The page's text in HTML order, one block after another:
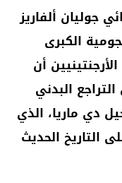
جوليان ألفاريز
الكبرى
أن
البدني
دي ماريا، الذي
التاريخ الحديث